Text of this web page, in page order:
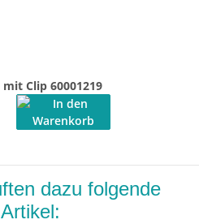
Clip 60001219
dazu folgende
Artikel: